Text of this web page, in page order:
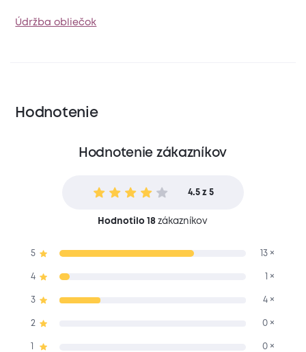
Údržba obliečok
Hodnotenie
Hodnotenie zákazníkov
4.5 z 5
Hodnotilo 18 zákazníkov
5 13 ×
4 1 ×
3 4 ×
2 0 ×
0 ×